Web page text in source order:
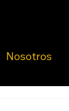
Nosotros